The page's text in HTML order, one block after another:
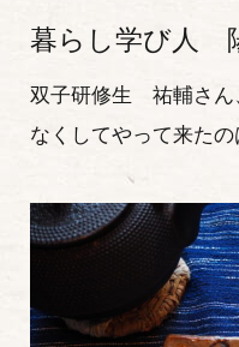
暮らし学び人
双子研修生 祐輔さん
なくしてやって来た